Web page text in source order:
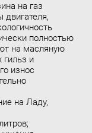
на газ
двигателя,
полностью
на масляную
гильз и
износ
на Ладу,